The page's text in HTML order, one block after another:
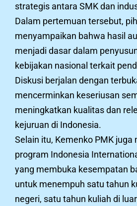
strategis antara SMK dan
Dalam pertemuan tersebut,
menyampaikan bahwa hasil
menjadi dasar dalam
kebijakan nasional terkait
Diskusi berjalan dengan
mencerminkan keseriusan
meningkatkan kualitas dan
kejuruan di Indonesia.
Selain itu, Kemenko PMK juga
program Indonesia
yang membuka kesempatan
untuk menempuh satu tahun
negeri, satu tahun kuliah di